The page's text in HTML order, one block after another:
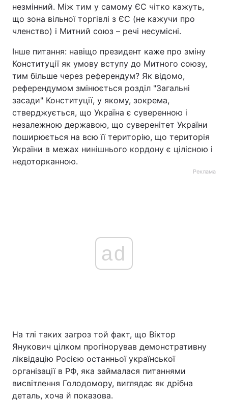
незмінний. Між тим у самому ЄС чітко кажуть,
що зона вільної торгівлі з ЄС (не кажучи про
членство) і Митний союз – речі несумісні.
Інше питання: навіщо президент каже про зміну
Конституції як умову вступу до Митного союзу,
тим більше через референдум? Як відомо,
референдумом змінюється розділ "Загальні
засади" Конституції, у якому, зокрема,
стверджується, що Україна є суверенною і
незалежною державою, що суверенітет України
поширюється на всю її територію, що територія
України в межах нинішнього кордону є цілісною і
недоторканною.
Реклама
ad
На тлі таких загроз той факт, що Віктор
Янукович цілком прогінорував демонстративну
ліквідацію Росією останньої української
організації в РФ, яка займалася питаннями
висвітлення Голодомору, виглядає як дрібна
деталь, хоча й показова.